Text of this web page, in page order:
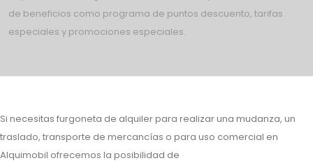
de beneficios como programa de puntos descuento, tarifas
especiales y promociones especiales.
Si necesitas furgoneta de alquiler para realizar una mudanza, un
traslado, transporte de mercancías o para uso comercial en
Alquimobil ofrecemos la posibilidad de